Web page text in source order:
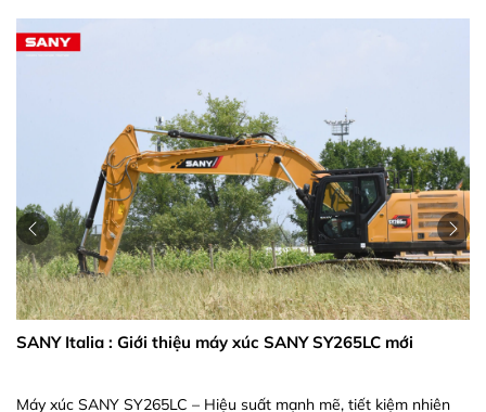
SANY Italia : Giới thiệu máy xúc SANY SY265LC mới
Máy xúc SANY SY265LC – Hiệu suất mạnh mẽ, tiết kiệm nhiên